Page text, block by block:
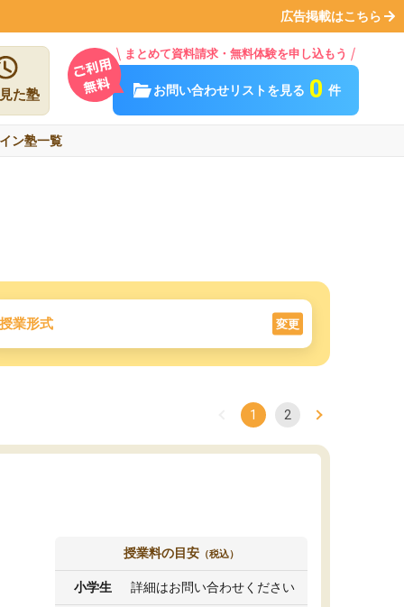
広告掲載はこちら
た塾
まとめて資料請求・無料体験を申し込もう
お問い合わせリストを見る 0 件
ン塾一覧
授業形式 変更
1 2
授業料の目安 （税込）
小学生 詳細はお問い合わせください